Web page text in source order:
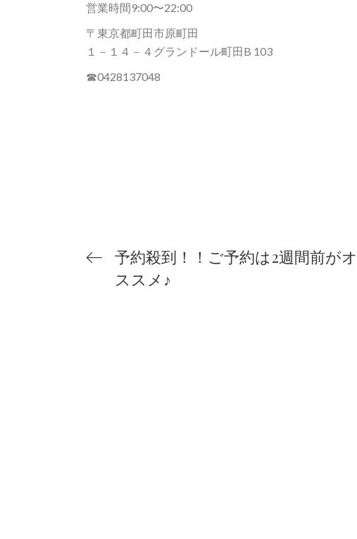
営業時間9:00〜22:00
〒東京都町田市原町田
１－１４－４グランドール町田B 103
☎︎0428137048
予約殺到！！ご予約は2週間前がオ
ススメ♪